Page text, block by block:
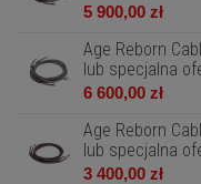
5 900,00 zł
Age Reborn
lub specjalna
6 600,00 zł
Age Reborn
lub specjalna
3 400,00 zł